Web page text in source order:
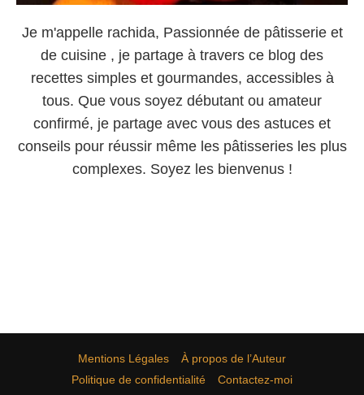
Je m'appelle rachida, Passionnée de pâtisserie et
de cuisine , je partage à travers ce blog des
recettes simples et gourmandes, accessibles à
tous. Que vous soyez débutant ou amateur
confirmé, je partage avec vous des astuces et
conseils pour réussir même les pâtisseries les plus
complexes. Soyez les bienvenus !
Mentions Légales
À propos de l’Auteur
Politique de confidentialité
Contactez-moi